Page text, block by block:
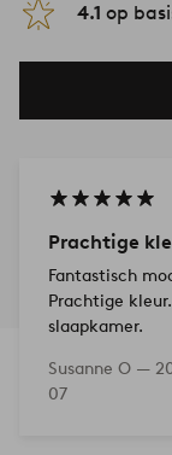
4.1 op
Prachtige
Fantastisch
Prachtige
slaapkamer.
Susanne O —
07